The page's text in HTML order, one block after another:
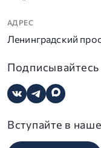
АДРЕС
Ленинградский
Подписывайтесь
Вступайте в